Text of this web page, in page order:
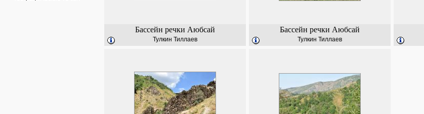
Бассейн речки Аюбсай
Тулкин Тиллаев
Бассейн речки Аюбсай
Тулкин Тиллаев